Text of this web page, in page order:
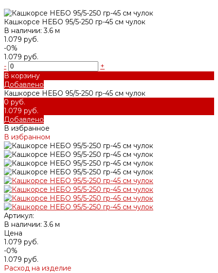
Кашкорсе НЕБО 95/5-250 гр-45 см чулок
В наличии: 3.6 м
1.079 руб.
-0%
1.079 руб.
-
+
В корзину
Добавлено
Кашкорсе НЕБО 95/5-250 гр-45 см чулок
0 руб.
1.079 руб.
Добавлено
В избранное
В избранном
Артикул:
В наличии: 3.6 м
Цена
1.079 руб.
-0%
1.079 руб.
Расход на изделие